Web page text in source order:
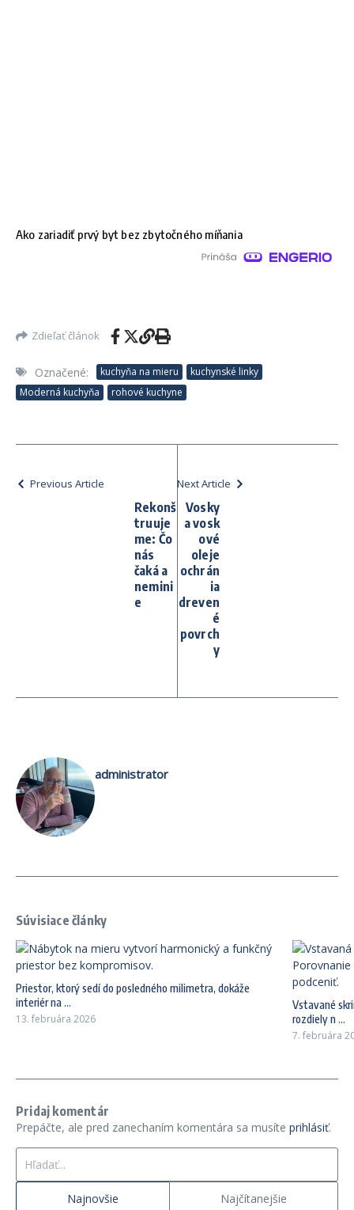
Ako zariadiť prvý byt bez zbytočného míňania
Zdieľať článok
Označené: kuchyňa na mieru
kuchynské linky
Moderná kuchyňa
rohové kuchyne
Previous Article
Rekonš
truuje
me: Čo
nás
čaká a
nemini
e
Next Article
Vosky
a vosk
ové
oleje
ochrán
ia
dreven
é
povrch
y
administrator
Súvisiace články
Priestor, ktorý sedí do posledného milimetra, dokáže
interiér na ...
13. februára 2026
Vstavané
rozdiely n ...
7. februára
Pridaj komentár
Prepáčte, ale pred zanechaním komentára sa musíte prihlásiť.
Najnovšie Najčítanejšie